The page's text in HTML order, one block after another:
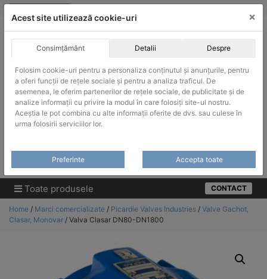
Skip
ACHIZITII PUBLICE
Produsele pot fi achizitionate si in sistemul SEAP / SICAP
Products
Toate produsele CONTACT
Home / Marci comercializate / Picardie Valves Industries / Valve Gachot,
Clasar, Monovar / Valva Clasar DN80-DN1800
Acest site utilizează cookie-uri ×
Consimțământ Detalii Despre
Folosim cookie-uri pentru a personaliza conținutul și anunțurile, pentru
a oferi funcții de rețele sociale și pentru a analiza traficul. De
asemenea, le oferim partenerilor de rețele sociale, de publicitate și de
analize informații cu privire la modul în care folosiți site-ul nostru.
Aceștia le pot combina cu alte informații oferite de dvs. sau culese în
urma folosirii serviciilor lor.
Preferinte Accepta toate